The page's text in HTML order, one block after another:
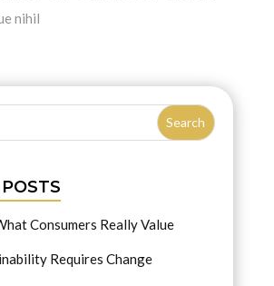
nihil
Consumers Really Value
Requires Change